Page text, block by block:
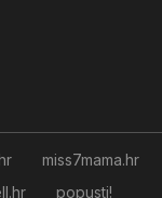
miss7mama.hr
popusti!